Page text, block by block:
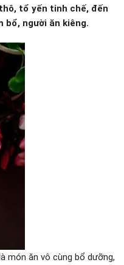
tổ yến tinh chế, đến
bổ, người ăn kiêng.
món ăn vô cùng bổ dưỡng,